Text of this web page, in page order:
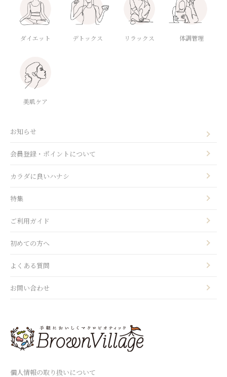
ダイエット デトックス リラックス 体調管理
美肌ケア
個人情報の取り扱いについて
お知らせ
会員登録・ポイントについて
カラダに良いハナシ
特集
ご利用ガイド
初めての方へ
よくある質問
お問い合わせ